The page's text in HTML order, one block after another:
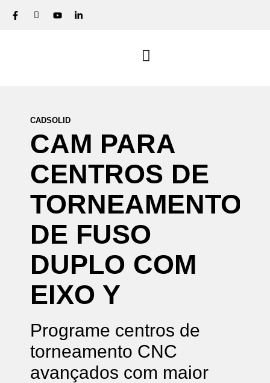
CADSOLID
CAM PARA
CENTROS DE
TORNEAMENTO
DE FUSO
DUPLO COM
EIXO Y
Programe centros de
torneamento CNC
avançados com maior